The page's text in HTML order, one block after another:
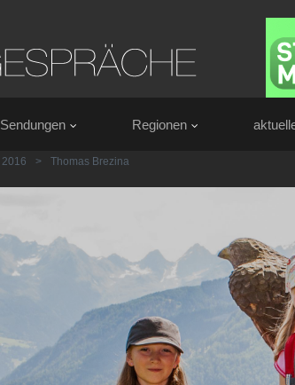
Sendungen Regionen
2016 > Thomas Brezina